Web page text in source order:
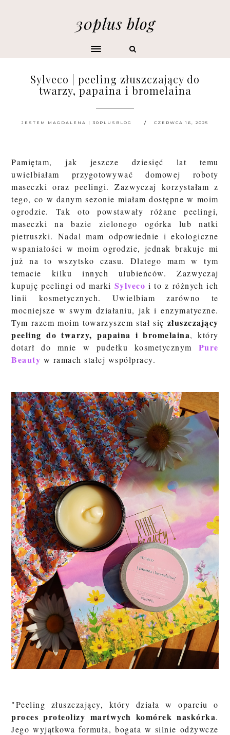
30plus blog
Sylveco | peeling złuszczający do
twarzy, papaina i bromelaina
JESTEM MAGDALENA | 30PLUSBLOG CZERWCA 16, 2025
Pamiętam, jak jeszcze dziesięć lat temu
uwielbiałam przygotowywać domowej roboty
maseczki oraz peelingi. Zazwyczaj korzystałam z
tego, co w danym sezonie miałam dostępne w moim
ogrodzie. Tak oto powstawały różane peelingi,
maseczki na bazie zielonego ogórka lub natki
pietruszki. Nadal mam odpowiednie i ekologiczne
wspaniałości w moim ogrodzie, jednak brakuje mi
już na to wszytsko czasu. Dlatego mam w tym
temacie kilku innych ulubieńców. Zazwyczaj
kupuję peelingi od marki Sylveco i to z różnych ich
linii kosmetycznych. Uwielbiam zarówno te
mocniejsze w swym działaniu, jak i enzymatyczne.
Tym razem moim towarzyszem stał się złuszczający
peeling do twarzy, papaina i bromelaina, który
dotarł do mnie w pudełku kosmetycznym Pure
Beauty w ramach stałej współpracy.
"Peeling złuszczający, który działa w oparciu o
proces proteolizy martwych komórek naskórka.
Jego wyjątkowa formuła, bogata w silnie odżywcze